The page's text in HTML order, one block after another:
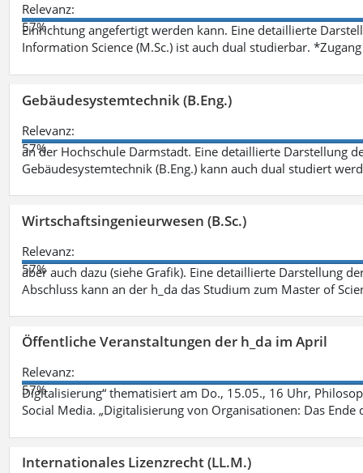
Relevanz:
57%
Einrichtung angefertigt werden kann. Eine detaillierte
Information Science (M.Sc.) ist auch dual studierbar.
Gebäudesystemtechnik (B.Eng.)
Relevanz:
57%
an der Hochschule Darmstadt. Eine detaillierte Darstellung
Gebäudesystemtechnik (B.Eng.) kann auch dual studiert
Wirtschaftsingenieurwesen (B.Sc.)
Relevanz:
57%
aber auch dazu (siehe Grafik). Eine detaillierte Darstellung
Abschluss kann an der h_da das Studium zum Master of
Öffentliche Veranstaltungen der h_da im April
Relevanz:
57%
Digitalisierung“ thematisiert am Do., 15.05., 16 Uhr,
Social Media. „Digitalisierung von Organisationen: Das Ende
Internationales Lizenzrecht (LL.M.)